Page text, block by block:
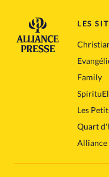
LES
Family
Les
Quart
Alliance